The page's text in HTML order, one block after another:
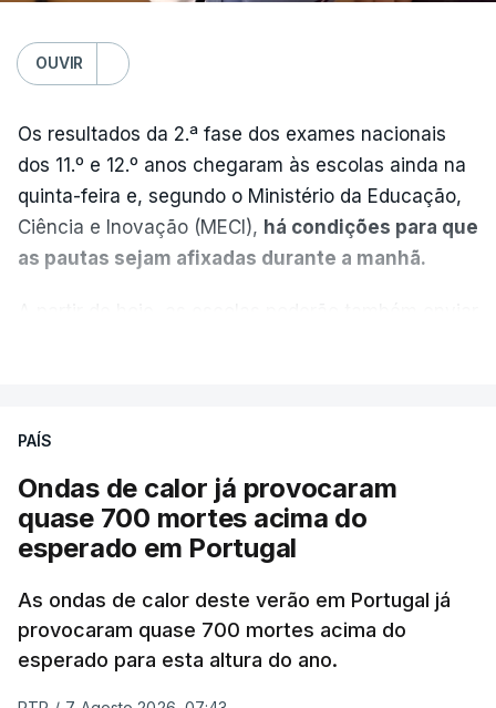
OUVIR
Os resultados da 2.ª fase dos exames nacionais
dos 11.º e 12.º anos chegaram às escolas ainda na
quinta-feira e, segundo o Ministério da Educação,
Ciência e Inovação (MECI), há condições para que
as pautas sejam afixadas durante a manhã.
dependia da apresentação de um requerimento,
mas o Governo decidiu, a partir deste ano,
disponibilizar a cópia dos exames classificados a
e rigor do processo" devido às falhas na
classificação eletrónica.
Serão também publicadas as notas da 2.ª fase
PAÍS
Ondas de calor já provocaram
quase 700 mortes acima do
esperado em Portugal
As ondas de calor deste verão em Portugal já
provocaram quase 700 mortes acima do
esperado para esta altura do ano.